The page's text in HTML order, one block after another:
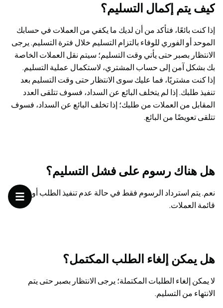
كيف يتم إكمال التسليم؟
إذا كنت بائعًا، فتأكد من أن لديك ما يكفي من العملات في حسابك
الموحد أو الفوري للوفاء بالتزام التسليم خلال فترة التسليم. يرجى
الانتظار بصبر حتى يأتي وقت التسليم؛ سيتم نقل العملات الخاصة
بك بشكل آمن إلى حساب المشتري، لاستكمال عملية التسليم.
إذا كنت مشتريًا، فما عليك سوى الانتظار حتى وقت التسليم بعد
تنفيذ طلبك. إذا لم يتخلف البائع عن السداد، فسوف تتلقى العدد
المقابل من العملات من طلبك؛ إذا تخلف البائع عن السداد، فسوف
تتلقى تعويضًا من البائع.
هل هناك رسوم على فشل التسليم؟
نعم. يتم استرداد الرسوم فقط في حالة عدم تنفيذ الطلب أو إلغاء
قائمة العملات.
هل يمكن إلغاء الطلب المكتمل؟
لا يمكن إلغاء الطلبات المكتملة؛ يرجى الانتظار بصبر حتى يتم
الانتهاء من التسليم.